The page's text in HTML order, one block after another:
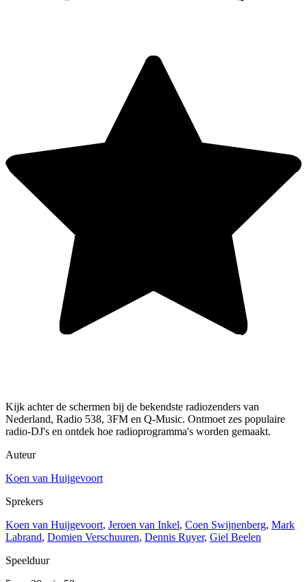
Kijk achter de schermen bij de bekendste radiozenders van
Nederland, Radio 538, 3FM en Q-Music. Ontmoet zes populaire
radio-DJ's en ontdek hoe radioprogramma's worden gemaakt.
Auteur
Koen van Huijgevoort
Sprekers
Koen van Huijgevoort, Jeroen van Inkel, Coen Swijnenberg, Mark
Labrand, Domien Verschuuren, Dennis Ruyer, Giel Beelen
Speelduur